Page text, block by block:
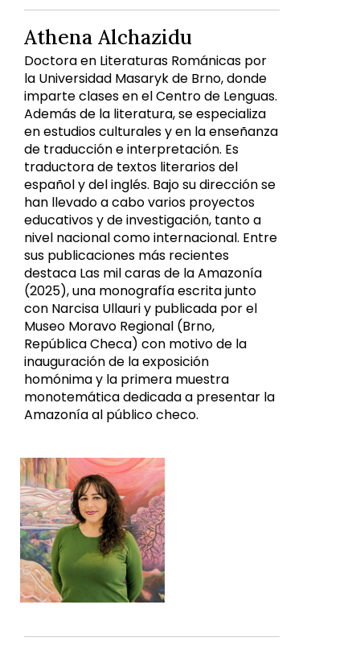
Athena Alchazidu
Doctora en Literaturas Románicas por
la Universidad Masaryk de Brno, donde
imparte clases en el Centro de Lenguas.
Además de la literatura, se especializa
en estudios culturales y en la enseñanza
de traducción e interpretación. Es
traductora de textos literarios del
español y del inglés. Bajo su dirección se
han llevado a cabo varios proyectos
educativos y de investigación, tanto a
nivel nacional como internacional. Entre
sus publicaciones más recientes
destaca Las mil caras de la Amazonía
(2025), una monografía escrita junto
con Narcisa Ullauri y publicada por el
Museo Moravo Regional (Brno,
República Checa) con motivo de la
inauguración de la exposición
homónima y la primera muestra
monotemática dedicada a presentar la
Amazonía al público checo.